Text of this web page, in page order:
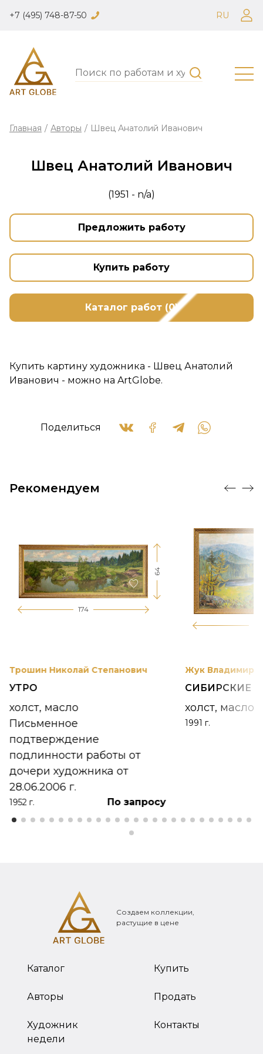
+7 (495) 748-87-50 RU
Главная / Авторы / Швец Анатолий Иванович
Швец Анатолий Иванович
(1951 - n/a)
Предложить работу
Купить работу
Каталог работ (0)
Купить картину художника - Швец Анатолий
Иванович - можно на ArtGlobe.
Поделиться
Рекомендуем
174
64
Трошин Николай Степанович
УТРО
холст, масло
Письменное
подтверждение
подлинности работы от
дочери художника от
28.06.2006 г.
1952 г. По запросу
Жук Владимир
СИБИРСКИЕ
холст, масло
1991 г.
Создаем коллекции,
растущие в цене
Каталог
Авторы
Художник
недели
Купить
Продать
Контакты